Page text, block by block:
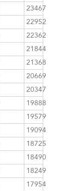
23467
22952
22362
21844
21368
20669
20347
19888
19579
19094
18725
18490
18249
17954